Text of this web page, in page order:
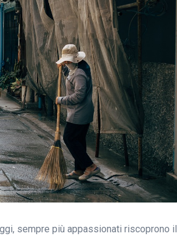
sempre più appassionati riscoprono il